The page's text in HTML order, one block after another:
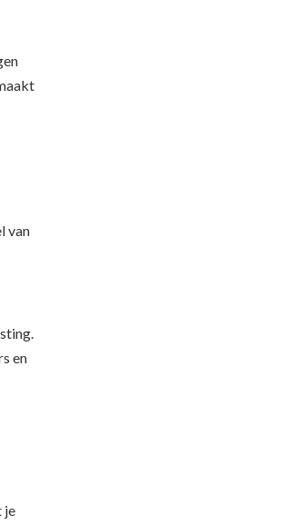
van
en
je